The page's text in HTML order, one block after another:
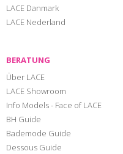
LACE Danmark
LACE Nederland
BERATUNG
Über LACE
LACE Showroom
Info Models - Face of LACE
BH Guide
Bademode Guide
Dessous Guide